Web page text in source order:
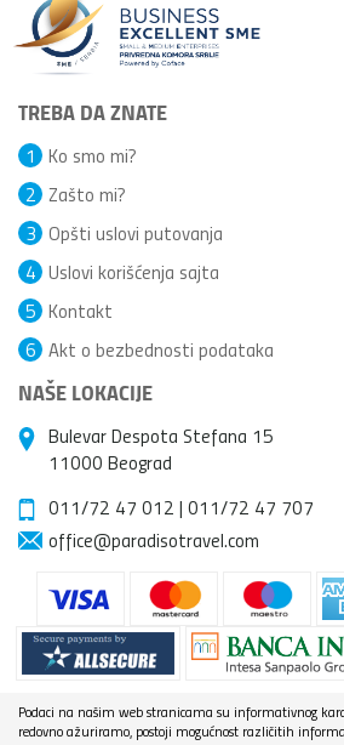
TREBA DA ZNATE
Ko smo mi?
1
Zašto mi?
2
Opšti uslovi putovanja
3
Uslovi korišćenja sajta
4
Kontakt
5
Akt o bezbednosti podataka
6
NAŠE LOKACIJE
Bulevar Despota Stefana 15
11000 Beograd
011/72 47 012 | 011/72 47 707
office@paradisotravel.com
Podaci na našim web stranicama su informativnog
redovno ažuriramo, postoji mogućnost različitih